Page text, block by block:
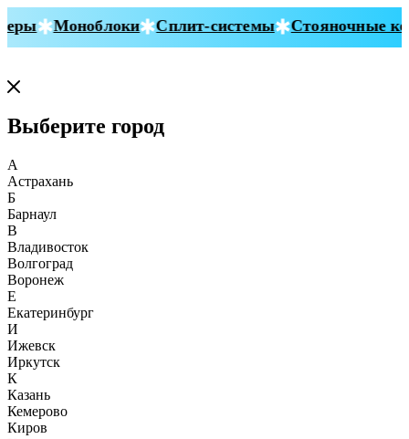
Моноблоки Сплит-системы Стояночные
Выберите город
А
Астрахань
Б
Барнаул
В
Владивосток
Волгоград
Воронеж
Е
Екатеринбург
И
Ижевск
Иркутск
К
Казань
Кемерово
Киров